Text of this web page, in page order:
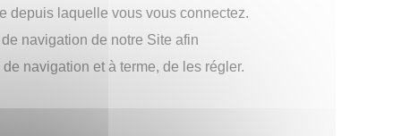
depuis laquelle vous vous connectez.
navigation de notre Site afin
navigation et à terme, de les régler.